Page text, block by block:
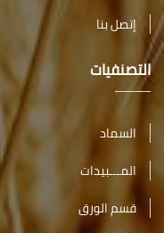
إتصل بنا
التصنفيات
السماد
المـــبيدات
قسم الورق